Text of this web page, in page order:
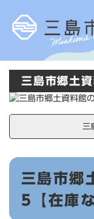
三島市郷土
三
本
三島市郷
5【在庫な